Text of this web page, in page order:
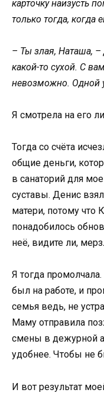
карточку наизусть
только тогда, когда
– Ты злая, Наташа, –
какой-то сухой. С
невозможно. Одной
Я смотрела на его
Тогда со счёта
общие деньги,
в санаторий для
суставы. Денис
матери, потому что
понадобилось
неё, видите ли,
Я тогда
был на работе, и
семья ведь, не
Маму отправила
смены в дежурной
удобнее. Чтобы не
И вот результат